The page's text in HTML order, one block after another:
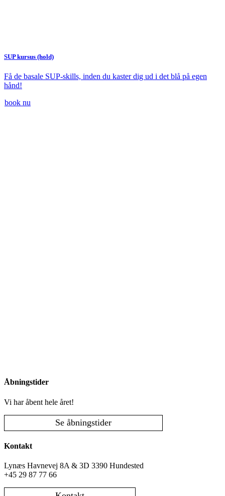
SUP kursus (hold)
Få de basale SUP-skills, inden du kaster dig ud i det blå på egen
hånd!
book nu
Åbningstider
Vi har åbent hele året!
Se åbningstider
Kontakt
Lynæs Havnevej 8A & 3D 3390 Hundested
+45 29 87 77 66